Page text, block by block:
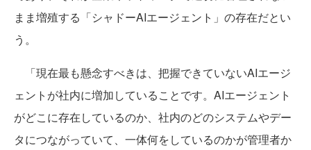
まま増殖する「シャドーAIエージェント」の存在だとい
う。
「現在最も懸念すべきは、把握できていないAIエージ
ェントが社内に増加していることです。AIエージェント
がどこに存在しているのか、社内のどのシステムやデー
タにつながっていて、一体何をしているのかが管理者か